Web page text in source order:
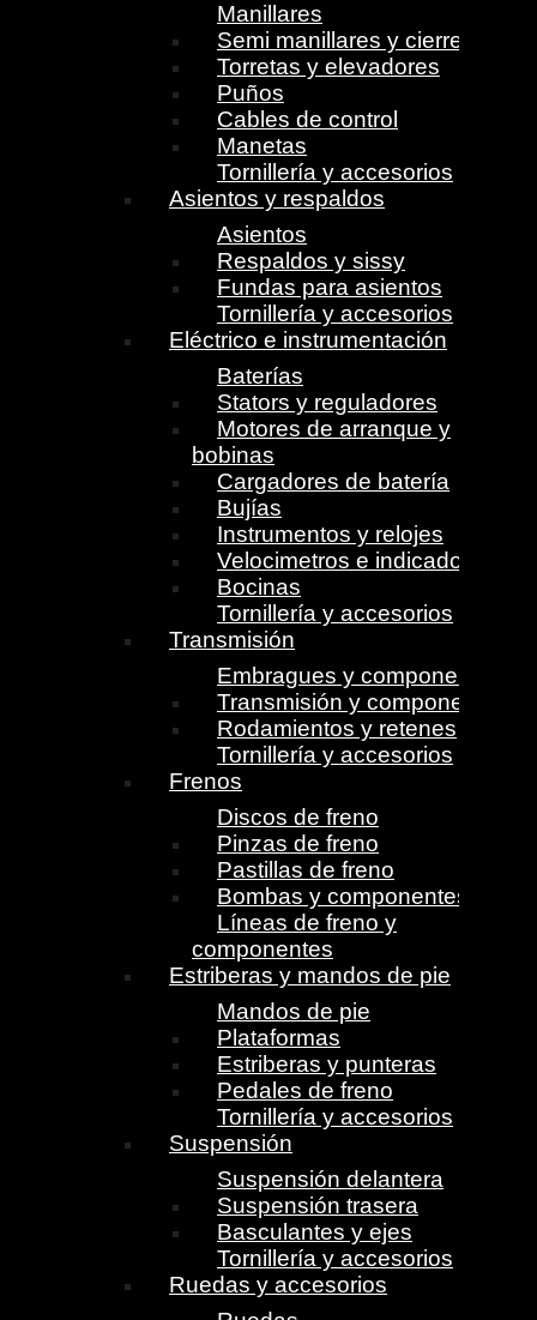
Manillares
Semi manillares y cierres
Torretas y elevadores
Puños
Cables de control
Manetas
Tornillería y accesorios
Asientos y respaldos
Asientos
Respaldos y sissy
Fundas para asientos
Tornillería y accesorios
Eléctrico e instrumentación
Baterías
Stators y reguladores
Motores de arranque y
bobinas
Cargadores de batería
Bujías
Instrumentos y relojes
Velocimetros e indicadores
Bocinas
Tornillería y accesorios
Transmisión
Embragues y componentes
Transmisión y componentes
Rodamientos y retenes
Tornillería y accesorios
Frenos
Discos de freno
Pinzas de freno
Pastillas de freno
Bombas y componentes
Líneas de freno y
componentes
Estriberas y mandos de pie
Mandos de pie
Plataformas
Estriberas y punteras
Pedales de freno
Tornillería y accesorios
Suspensión
Suspensión delantera
Suspensión trasera
Basculantes y ejes
Tornillería y accesorios
Ruedas y accesorios